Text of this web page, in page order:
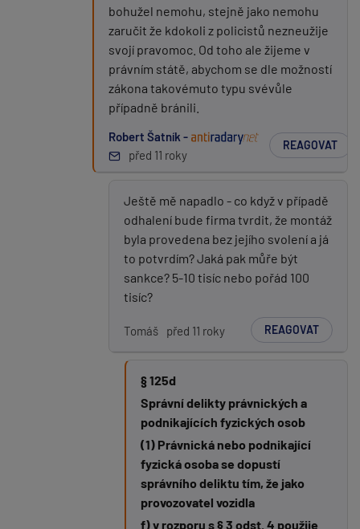
bohužel nemohu, stejně jako nemohu
zaručit že kdokoli z policistů nezneužije
svojí pravomoc. Od toho ale žijeme v
právním státě, abychom se dle možností
zákona takovémuto typu svévůle
případně bránili.
Robert Šatník -
před 11 roky
REAGOVAT
Ještě mě napadlo - co když v případě
odhalení bude firma tvrdit, že montáž
byla provedena bez jejího svolení a já
to potvrdím? Jaká pak můře být
sankce? 5-10 tisíc nebo pořád 100
tisíc?
Tomáš před 11 roky REAGOVAT
§ 125d
Správní delikty právnických a
podnikajících fyzických osob
(1) Právnická nebo podnikající
fyzická osoba se dopustí
správního deliktu tím, že jako
provozovatel vozidla
f) v rozporu s § 3 odst. 4 použije